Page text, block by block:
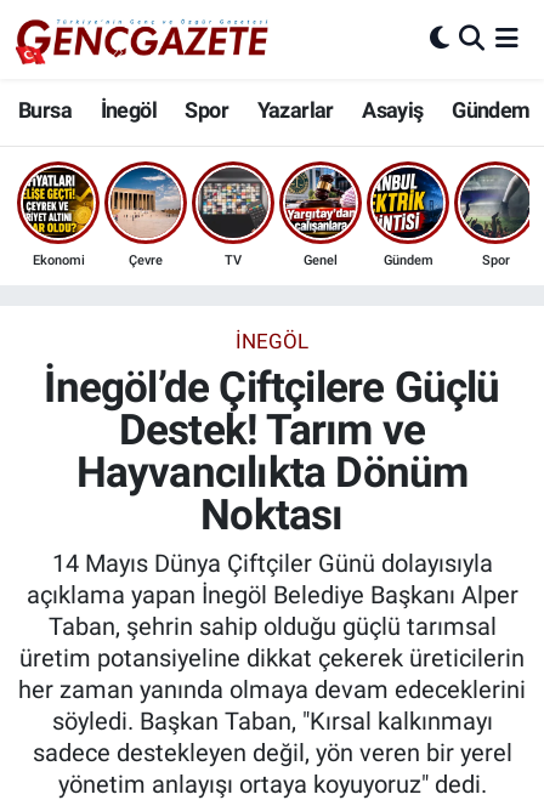
Bursa İnegöl Spor Yazarlar Asayiş Gündem
Ekonomi Çevre TV Genel Gündem Spor
İNEGÖL
İnegöl’de Çiftçilere Güçlü
Destek! Tarım ve
Hayvancılıkta Dönüm
Noktası
14 Mayıs Dünya Çiftçiler Günü dolayısıyla
açıklama yapan İnegöl Belediye Başkanı Alper
Taban, şehrin sahip olduğu güçlü tarımsal
üretim potansiyeline dikkat çekerek üreticilerin
her zaman yanında olmaya devam edeceklerini
söyledi. Başkan Taban, "Kırsal kalkınmayı
sadece destekleyen değil, yön veren bir yerel
yönetim anlayışı ortaya koyuyoruz" dedi.
Bursa
İnegöl
3.SAYFA
Ekonomi
Güncel
Kadın & Aile
Kültür & Sanat
Sağlık
Siyaset
Nöbetçi Eczaneler
Hava Durumu
Trafik Durumu
Son Dakika Haberleri
Haber Arşivi